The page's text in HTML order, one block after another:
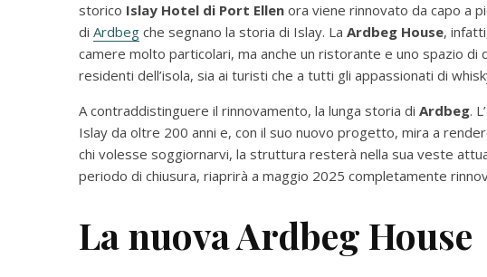
storico Islay Hotel di Port Ellen ora viene rinnovato da capo a
di Ardbeg che segnano la storia di Islay. La Ardbeg House,
camere molto particolari, ma anche un ristorante e uno spazio di
residenti dell’isola, sia ai turisti che a tutti gli appassionati di
A contraddistinguere il rinnovamento, la lunga storia di Ardbeg.
Islay da oltre 200 anni e, con il suo nuovo progetto, mira a
chi volesse soggiornarvi, la struttura resterà nella sua veste
periodo di chiusura, riaprirà a maggio 2025 completamente
La nuova Ardbeg House